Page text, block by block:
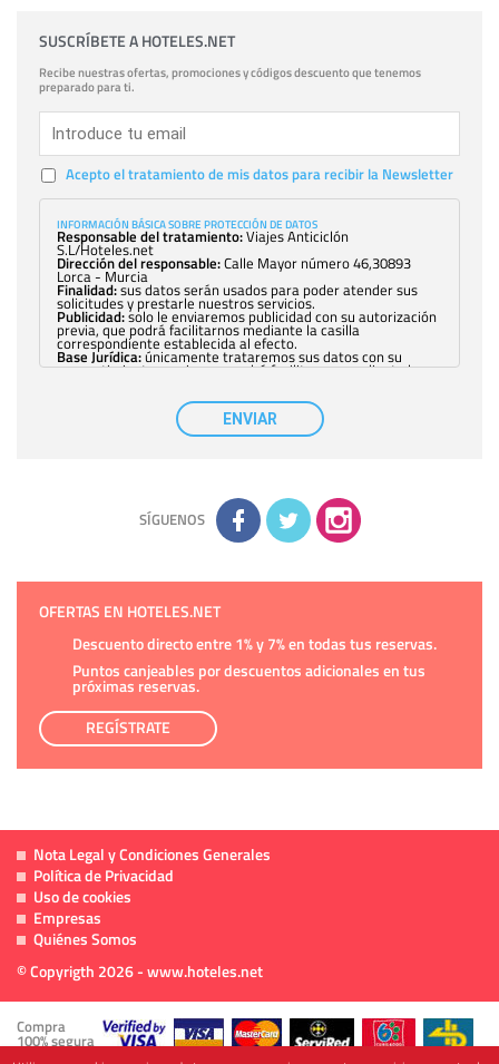
SUSCRÍBETE A HOTELES.NET
Recibe nuestras ofertas, promociones y códigos descuento que tenemos
preparado para ti.
Acepto el tratamiento de mis datos para recibir la Newsletter
INFORMACIÓN BÁSICA SOBRE PROTECCIÓN DE DATOS
Responsable del tratamiento:Viajes Anticiclón
S.L/Hoteles.net
Dirección del responsable:Calle Mayor número 46,30893
Lorca - Murcia
Finalidad:sus datos serán usados para poder atender sus
solicitudes y prestarle nuestros servicios.
Publicidad:solo le enviaremos publicidad con su autorización
previa, que podrá facilitarnos mediante la casilla
correspondiente establecida al efecto.
Base Jurídica:únicamente trataremos sus datos con su
consentimiento previo, que podrá facilitarnos mediante la
con carácter general, sólo el personal de
nuestra entidad que esté debidamente autorizado podrá
tener conocimiento de la información que le pedimos. No se
comunicarán datos a terceros.
adicional y detallada sobre cómo tratamos sus datos en la
política de privacidad
ENVIAR
SÍGUENOS
OFERTAS EN HOTELES.NET
Descuento directo entre 1% y 7% en todas tus reservas.
Puntos canjeables por descuentos adicionales en tus
próximas reservas.
REGÍSTRATE
Nota Legal y Condiciones Generales
Política de Privacidad
Uso de cookies
Empresas
Quiénes Somos
© Copyrigth 2026 - www.hoteles.net
Compra
100% segura